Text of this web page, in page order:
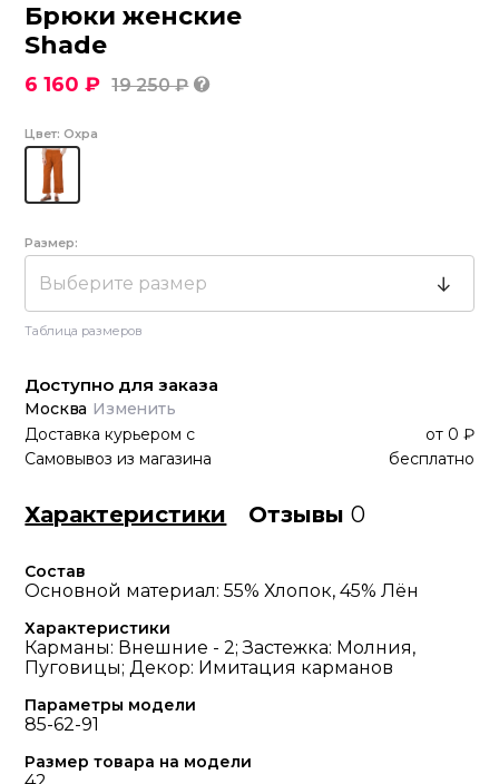
Брюки женские
Shade
6 160 ₽ 19 250 ₽
Цвет: Охра
Размер:
Выберите размер
Таблица размеров
Доступно для заказа
Москва Изменить
Доставка курьером с от 0 ₽
Самовывоз из магазина
бесплатно
Характеристики Отзывы0
Состав
Основной материал: 55% Хлопок, 45% Лён
Характеристики
Карманы: Внешние - 2; Застежка: Молния,
Пуговицы; Декор: Имитация карманов
Параметры модели
85-62-91
Размер товара на модели